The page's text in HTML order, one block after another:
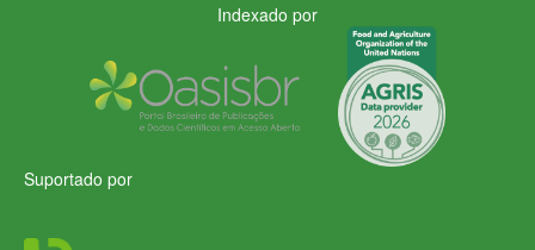
Indexado por
Suportado por